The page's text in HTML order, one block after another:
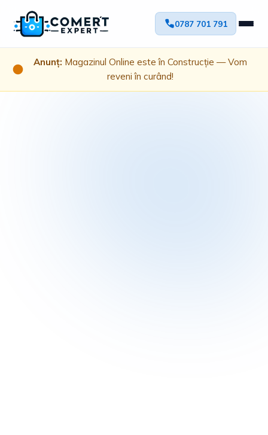
0787 701 791
Anunț: Magazinul Online este în Construcție — Vom
reveni în curând!